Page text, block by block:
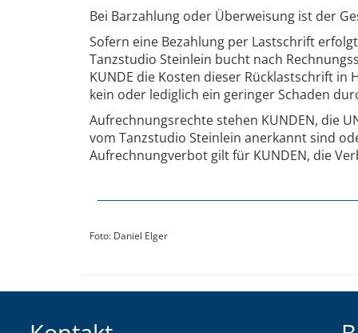
Bei Barzahlung oder Überweisung ist der
Sofern eine Bezahlung per Lastschrift
Tanzstudio Steinlein bucht nach
KUNDE die Kosten dieser Rücklastschrift
kein oder lediglich ein geringer Schaden
Aufrechnungsrechte stehen KUNDEN, die
vom Tanzstudio Steinlein anerkannt sind
Aufrechnungverbot gilt für KUNDEN, die
Foto: Daniel Elger